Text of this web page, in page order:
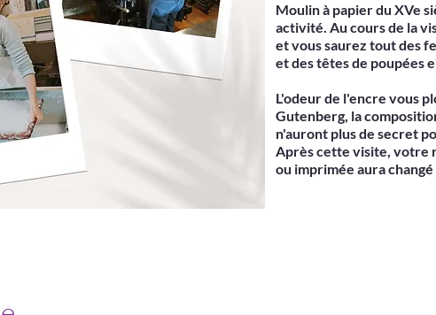
Moulin à papier du XVe
activité. Au cours de la
et vous saurez tout des
et des têtes de poupées
L'odeur de l'encre vous
Gutenberg, la
n'auront plus de secret
Après cette visite, votre
ou imprimée aura changé